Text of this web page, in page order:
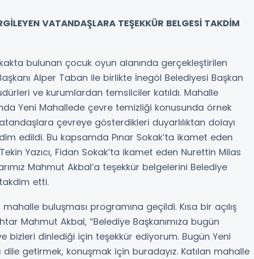
VATANDAŞLARA TEŞEKKÜR BELGESİ TAKDİM
bulunan çocuk oyun alanında gerçekleştirilen
Alper Taban ile birlikte İnegöl Belediyesi Başkan
ve kurumlardan temsilciler katıldı. Mahalle
Yeni Mahallede çevre temizliği konusunda örnek
çevreye gösterdikleri duyarlılıktan dolayı
edildi. Bu kapsamda Pınar Sokak’ta ikamet eden
Yazıcı, Fidan Sokak’ta ikamet eden Nurettin Milas
Mahmut Akbal’a teşekkür belgelerini Belediye
etti.
buluşması programına geçildi. Kısa bir açılış
Mahmut Akbal, “Belediye Başkanımıza bugün
bizleri dinlediği için teşekkür ediyorum. Bugün Yeni
dile getirmek, konuşmak için buradayız. Katılan mahalle